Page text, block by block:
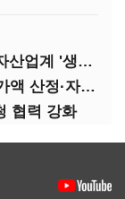
높아진 부채비율 200% 문턱…가상자산업계 '생존 시험대'
내년 코인 과세 강행…관건은 '취득가액 산정·자산 이동'
협력 강화